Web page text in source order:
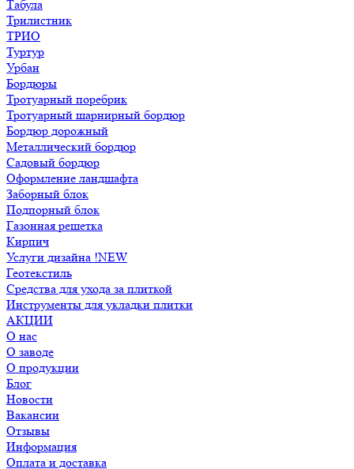
Табула
Трилистник
ТРИО
Туртур
Урбан
Бордюры
Тротуарный поребрик
Тротуарный шарнирный бордюр
Бордюр дорожный
Металлический бордюр
Садовый бордюр
Оформление ландшафта
Заборный блок
Подпорный блок
Газонная решетка
Кирпич
Услуги дизайна !NEW
Геотекстиль
Средства для ухода за плиткой
Инструменты для укладки плитки
АКЦИИ
О нас
О заводе
О продукции
Блог
Новости
Вакансии
Отзывы
Информация
Оплата и доставка